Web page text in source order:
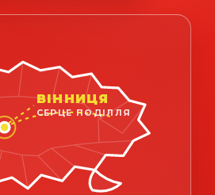
ВІННИЦЯ
СЕРЦЕ ПОДІЛЛЯ